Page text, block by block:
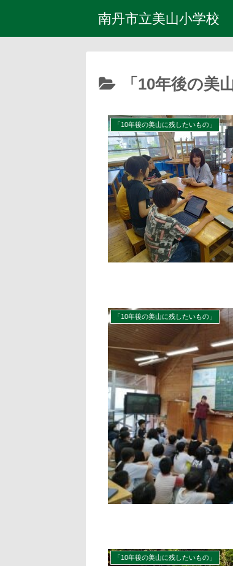
南丹市立美山小学校
「10年後の美
「10年後の美山に残したいもの」
「10年後の美山に残したいもの」
「10年後の美山に残したいもの」